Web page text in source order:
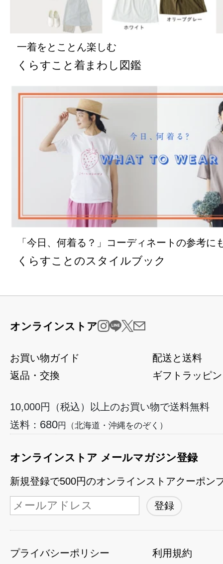
一着をとことん楽しむ
くらすこと着まわし図鑑
「今日、何着る？」コーディネートの参考に
くらすことのスタイルブック
オンラインストア
お買い物ガイド
配送と送料
返品・交換
ギフトラッピ
10,000円（税込）以上のお買い物で送料無料
送料： 680円（北海道・沖縄をのぞく）
オンラインストア メールマガジン登録
新規登録で500円のオンラインストアクーポン
プライバシーポリシー
利用規約